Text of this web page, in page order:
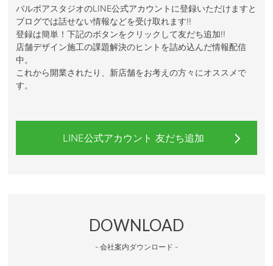
バルボアスタジオのLINE公式アカウントに登録いただけますと
ブログでは話せない情報などを受け取れます!!
登録は簡単！下記のボタンをクリックして友だち追加!!
店舗デザイン施工の課題解決のヒントを詰め込んだ情報配信
中。
これから開業されたり、新店舗をお考えの方々にオススメで
す。
LINE公式アカウント 友だち追加
DOWNLOAD
- 会社案内ダウンロード -